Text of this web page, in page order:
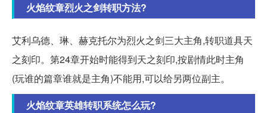
火焰纹章烈火之剑转职方法?
艾利乌德、琳、赫克托尔为烈火之剑三大主角,转职道具天
之刻印。第24章开始时能得到天之刻印,按剧情此时主角
(玩谁的篇章谁就是主角)不能用,可以给另两位副主。
火焰纹章英雄转职系统怎么玩?